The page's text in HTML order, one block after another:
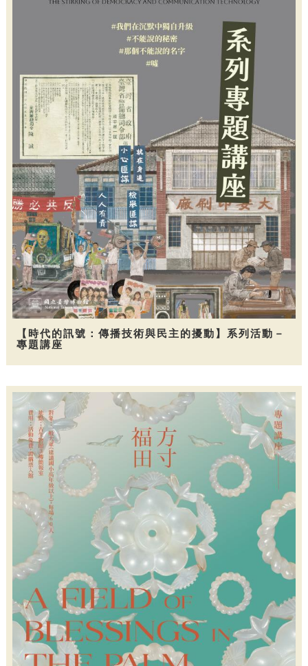
【時代的訊號：傳播技術與民主的擾動】系列活動－
專題講座